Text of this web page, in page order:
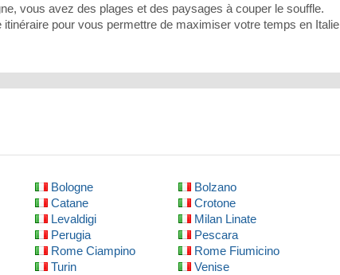
vous avez des plages et des paysages à couper le souffle.
pour vous permettre de maximiser votre temps en Italie
Bologne
Bolzano
Catane
Crotone
Levaldigi
Milan Linate
Perugia
Pescara
Rome Ciampino
Rome Fiumicino
Turin
Venise